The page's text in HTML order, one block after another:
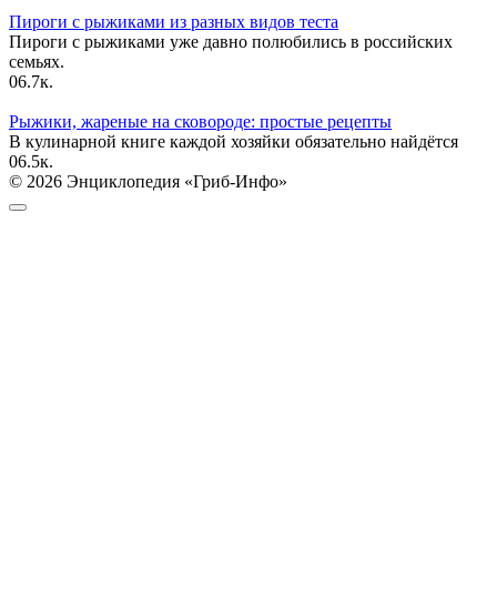
Пироги с рыжиками из разных видов теста
Пироги с рыжиками уже давно полюбились в российских
семьях.
06.7к.
Рыжики, жареные на сковороде: простые рецепты
В кулинарной книге каждой хозяйки обязательно найдётся
06.5к.
© 2026 Энциклопедия «Гриб-Инфо»